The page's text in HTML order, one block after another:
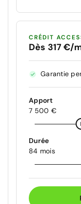
CRÉDIT
Dès 317 €/
Garantie
Apport
7 500 €
Durée
84 mois